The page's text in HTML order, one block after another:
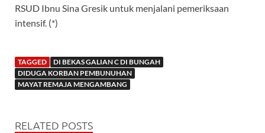
RSUD Ibnu Sina Gresik untuk menjalani pemeriksaan
intensif. (*)
TAGGED
DI BEKAS GALIAN C DI BUNGAH
DIDUGA KORBAN PEMBUNUHAN
MAYAT REMAJA MENGAMBANG
RELATED POSTS